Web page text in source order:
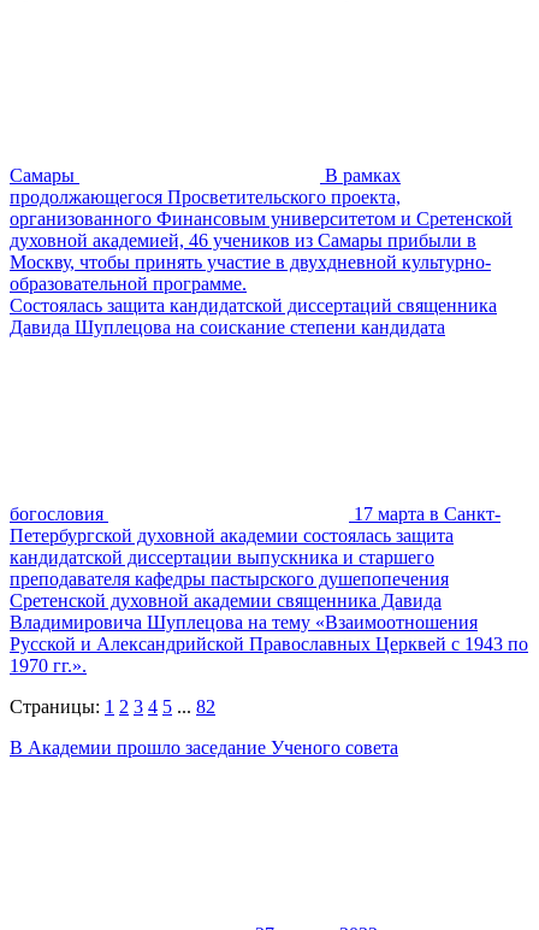
Самары
В рамках
продолжающегося Просветительского проекта,
организованного Финансовым университетом и Сретенской
духовной академией, 46 учеников из Самары прибыли в
Москву, чтобы принять участие в двухдневной культурно-
образовательной программе.
Состоялась защита кандидатской диссертаций священника
Давида Шуплецова на соискание степени кандидата
богословия
17 марта в Санкт-
Петербургской духовной академии состоялась защита
кандидатской диссертации выпускника и старшего
преподавателя кафедры пастырского душепопечения
Сретенской духовной академии священника Давида
Владимировича Шуплецова на тему «Взаимоотношения
Русской и Александрийской Православных Церквей с 1943 по
1970 гг.».
Страницы: 1 2 3 4 5 ... 82
В Академии прошло заседание Ученого совета